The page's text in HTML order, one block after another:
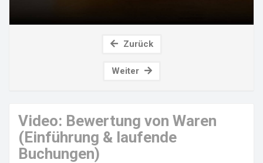
Zurück
Weiter
Video: Bewertung von Waren
(Einführung & laufende
Buchungen)